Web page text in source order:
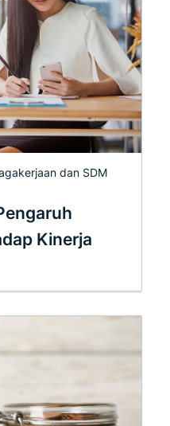
dan SDM
Kinerja